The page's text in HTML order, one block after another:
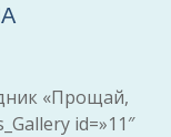
«Прощай,
id=»11″